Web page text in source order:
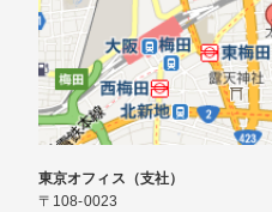
東京オフィス（支社）
〒108-0023